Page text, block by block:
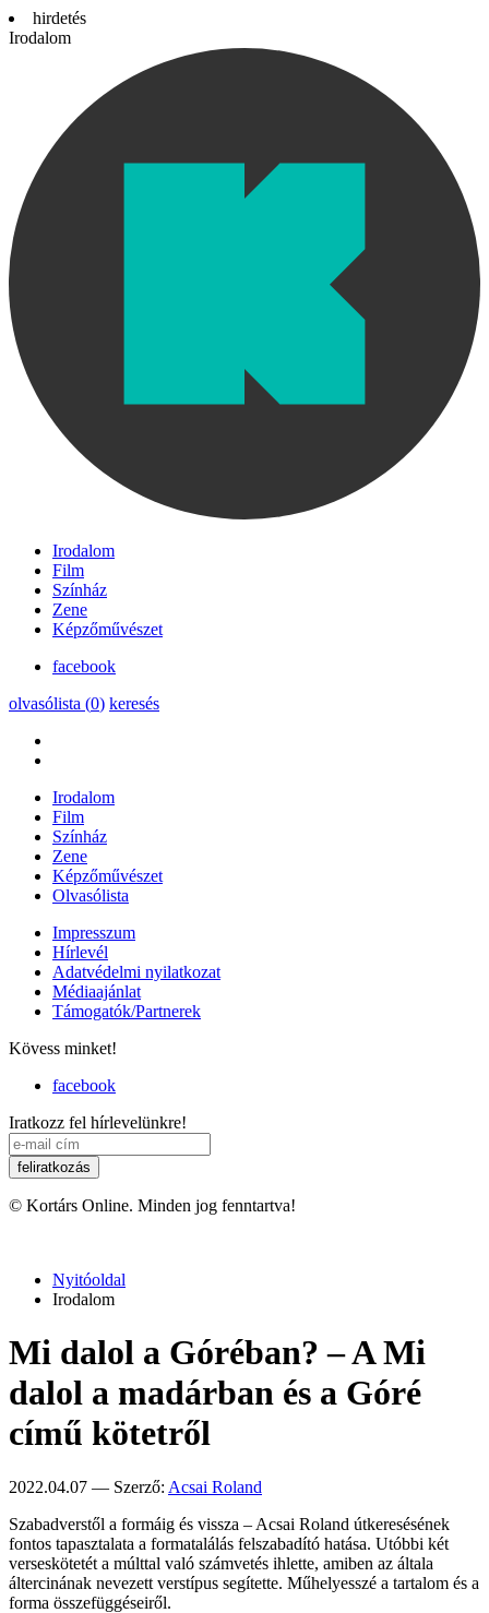
hirdetés
Irodalom
Irodalom
Film
Színház
Zene
Képzőművészet
facebook
olvasólista (0) keresés
Irodalom
Film
Színház
Zene
Képzőművészet
Olvasólista
Impresszum
Hírlevél
Adatvédelmi nyilatkozat
Médiaajánlat
Támogatók/Partnerek
Kövess minket!
facebook
Iratkozz fel hírlevelünkre!
© Kortárs Online. Minden jog fenntartva!
Nyitóoldal
Irodalom
Mi dalol a Góréban? ‒ A Mi
dalol a madárban és a Góré
című kötetről
2022.04.07 — Szerző: Acsai Roland
Szabadverstől a formáig és vissza – Acsai Roland útkeresésének
fontos tapasztalata a formatalálás felszabadító hatása. Utóbbi két
verseskötetét a múlttal való számvetés ihlette, amiben az általa
áltercinának nevezett verstípus segítette. Műhelyesszé a tartalom és a
forma összefüggéseiről.